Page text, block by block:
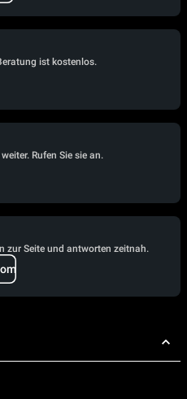
ist kostenlos.
Rufen Sie sie an.
zur Seite und antworten zeitnah.